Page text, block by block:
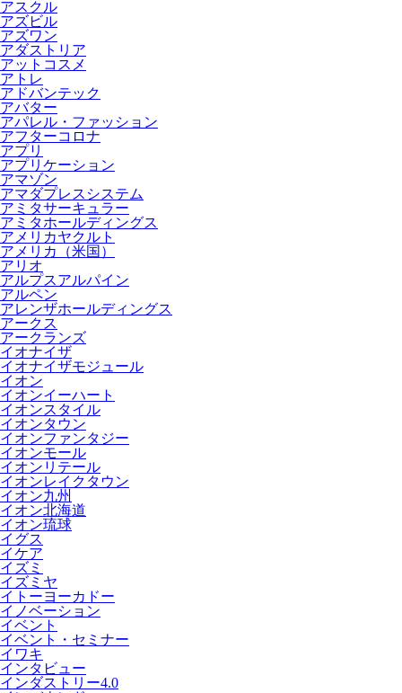
アスクル
アズビル
アズワン
アダストリア
アットコスメ
アトレ
アドバンテック
アバター
アパレル・ファッション
アフターコロナ
アプリ
アプリケーション
アマゾン
アマダプレスシステム
アミタサーキュラー
アミタホールディングス
アメリカヤクルト
アメリカ（米国）
アリオ
アルプスアルパイン
アルペン
アレンザホールディングス
アークス
アークランズ
イオナイザ
イオナイザモジュール
イオン
イオンイーハート
イオンスタイル
イオンタウン
イオンファンタジー
イオンモール
イオンリテール
イオンレイクタウン
イオン九州
イオン北海道
イオン琉球
イグス
イケア
イズミ
イズミヤ
イトーヨーカドー
イノベーション
イベント
イベント・セミナー
イワキ
インタビュー
インダストリー4.0